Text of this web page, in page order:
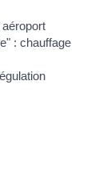
: chauffage